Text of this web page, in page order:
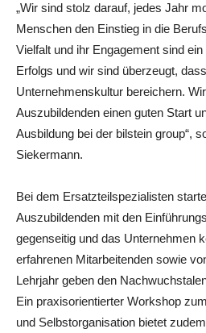
„Wir sind stolz darauf, jedes Jahr
Menschen den Einstieg in die
Vielfalt und ihr Engagement sind
Erfolgs und wir sind überzeugt,
Unternehmenskultur bereichern.
Auszubildenden einen guten Start
Ausbildung bei der bilstein group“,
Siekermann.
Bei dem Ersatzteilspezialisten
Auszubildenden mit den
gegenseitig und das Unternehmen
erfahrenen Mitarbeitenden sowie
Lehrjahr geben den
Ein praxisorientierter Workshop
und Selbstorganisation bietet